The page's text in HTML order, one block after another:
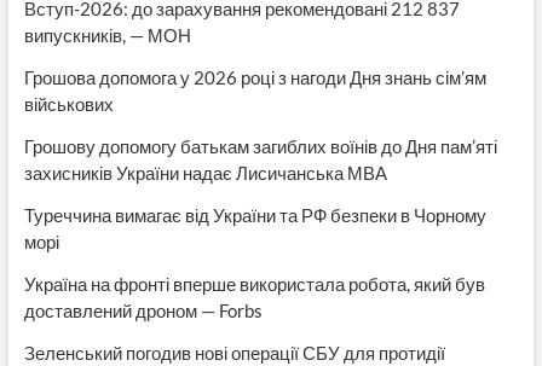
Вступ-2026: до зарахування рекомендовані 212 837
випускників, — МОН
Грошова допомога у 2026 році з нагоди Дня знань сім’ям
військових
Грошову допомогу батькам загиблих воїнів до Дня пам’яті
захисників України надає Лисичанська МВА
Туреччина вимагає від України та РФ безпеки в Чорному
морі
Україна на фронті вперше використала робота, який був
доставлений дроном — Forbs
Зеленський погодив нові операції СБУ для протидії